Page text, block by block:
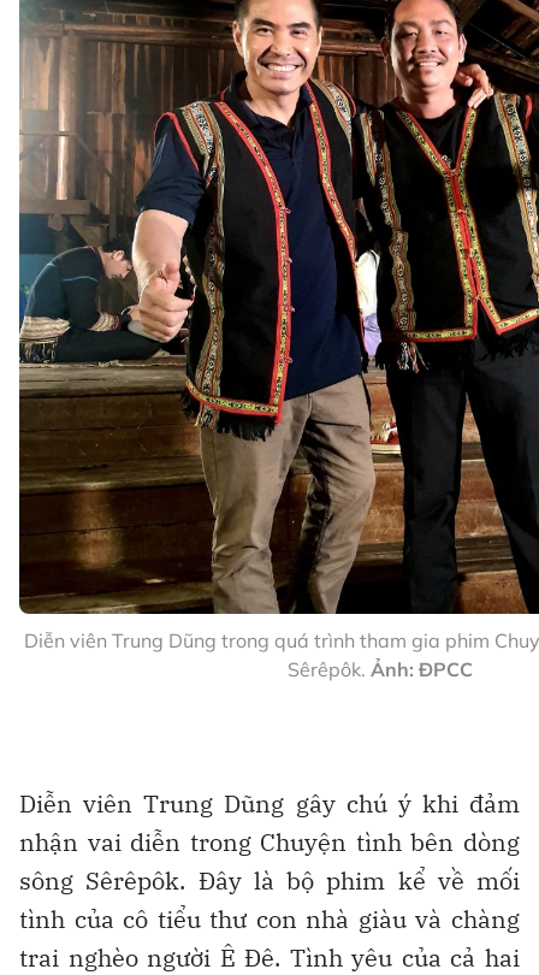
Diễn viên Trung Dũng trong quá trình tham gia phim
Sêrêpôk. Ảnh: ĐPCC
Diễn viên Trung Dũng gây chú ý khi đảm
nhận vai diễn trong Chuyện tình bên dòng
sông Sêrêpôk. Đây là bộ phim kể về mối
tình của cô tiểu thư con nhà giàu và chàng
trai nghèo người Ê Đê. Tình yêu của cả hai